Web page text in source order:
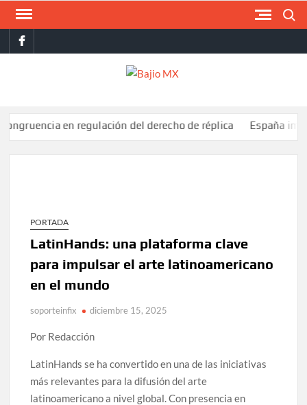
Saltar
contenidofacebook
en regulación del derecho de réplica España impone
PORTADA
LatinHands: una plataforma clave
para impulsar el arte latinoamericano
en el mundo
soporteinfix diciembre 15, 2025
Por Redacción
LatinHands se ha convertido en una de las iniciativas
más relevantes para la difusión del arte
latinoamericano a nivel global. Con presencia en